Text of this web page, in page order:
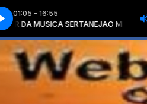
01:05 - 16:55
SERTANEJAO MELHOR DA MUSICA
MAIARA E MARAISA -- VOU FACIL